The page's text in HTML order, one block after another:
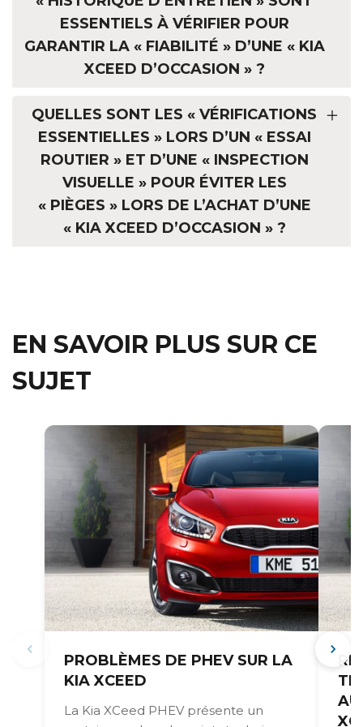
ESSENTIELS À VÉRIFIER POUR
GARANTIR LA « FIABILITÉ » D’UNE « KIA
XCEED D’OCCASION » ?
QUELLES SONT LES « VÉRIFICATIONS
ESSENTIELLES » LORS D’UN « ESSAI
ROUTIER » ET D’UNE « INSPECTION
VISUELLE » POUR ÉVITER LES
« PIÈGES » LORS DE L’ACHAT D’UNE
« KIA XCEED D’OCCASION » ?
EN SAVOIR PLUS SUR CE
SUJET
PROBLÈMES DE PHEV SUR LA
KIA XCEED
La Kia XCeed PHEV présente un